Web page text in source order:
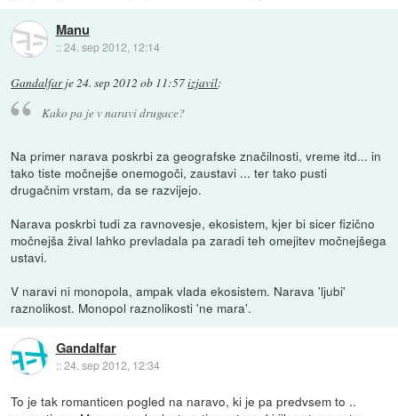
Manu
::24. sep 2012, 12:14
Gandalfarje24. sep 2012 ob 11:57izjavil:
Kako pa je v naravi drugace?
Na primer narava poskrbi za geografske značilnosti, vreme itd... in
tako tiste močnejše onemogoči, zaustavi ... ter tako pusti
drugačnim vrstam, da se razvijejo.
Narava poskrbi tudi za ravnovesje, ekosistem, kjer bi sicer fizično
močnejša žival lahko prevladala pa zaradi teh omejitev močnejšega
ustavi.
V naravi ni monopola, ampak vlada ekosistem. Narava 'ljubi'
raznolikost. Monopol raznolikosti 'ne mara'.
Gandalfar
::24. sep 2012, 12:34
To je tak romanticen pogled na naravo, ki je pa predvsem to ..